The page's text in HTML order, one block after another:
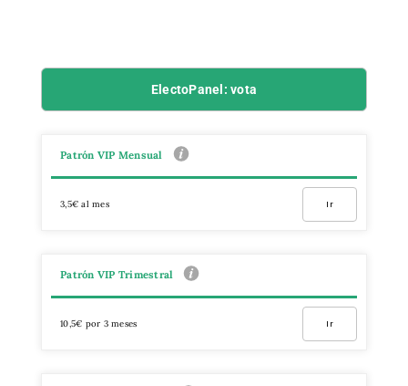
ElectoPanel: vota
Patrón VIP Mensual
3,5€ al mes Ir
Patrón VIP Trimestral
10,5€ por 3 meses Ir